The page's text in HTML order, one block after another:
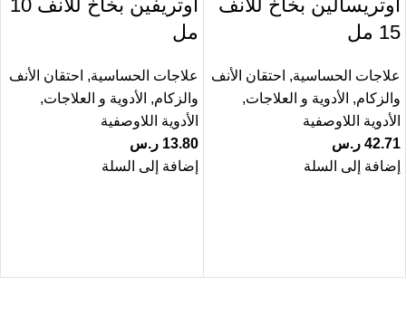
اوتريسالين بخاخ للانف
15 مل
علاجات الحساسية, احتقان الأنف
والزكام, الأدوية و العلاجات,
الأدوية اللاوصفية
42.71 ر.س
إضافة إلى السلة
اوتريفين بخاخ للانف 10
مل
علاجات الحساسية, احتقان الأنف
والزكام, الأدوية و العلاجات,
الأدوية اللاوصفية
13.80 ر.س
إضافة إلى السلة